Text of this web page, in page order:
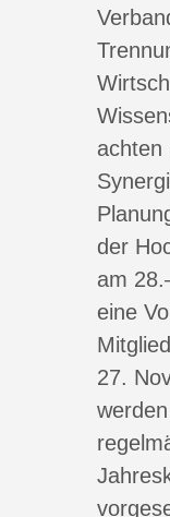
achten
der
am
eine
27.